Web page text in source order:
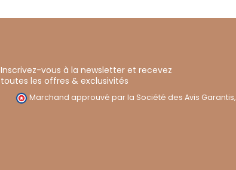
Inscrivez-vous à la newsletter et recevez
toutes les offres & exclusivités
Marchand approuvé par la Société des Avis Garantis,